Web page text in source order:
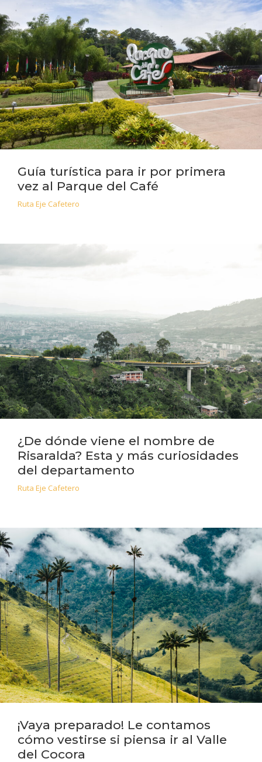
Guía turística para ir por primera
vez al Parque del Café
Ruta Eje Cafetero
¿De dónde viene el nombre de
Risaralda? Esta y más curiosidades
del departamento
Ruta Eje Cafetero
¡Vaya preparado! Le contamos
cómo vestirse si piensa ir al Valle
del Cocora